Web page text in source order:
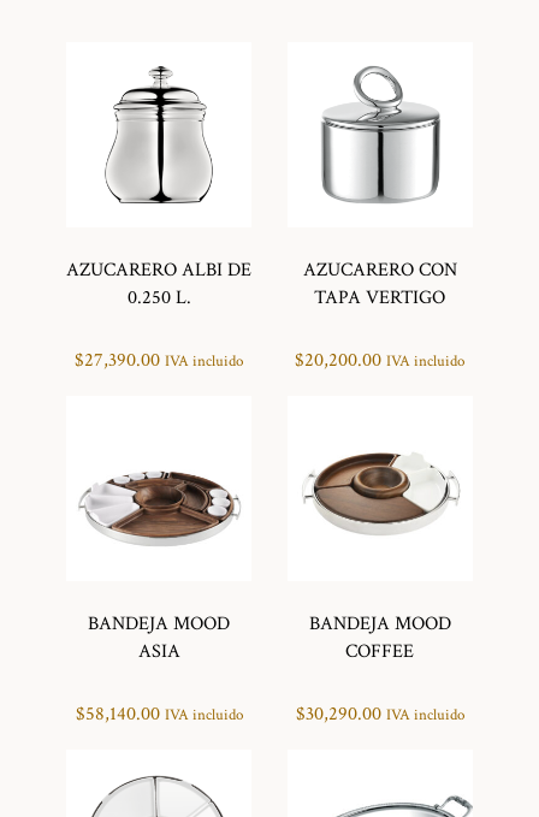
AZUCARERO ALBI DE
0.250 L.
$27,390.00 IVA incluido
AZUCARERO CON
TAPA VERTIGO
$20,200.00 IVA incluido
BANDEJA MOOD
ASIA
$58,140.00 IVA incluido
BANDEJA MOOD
COFFEE
$30,290.00 IVA incluido